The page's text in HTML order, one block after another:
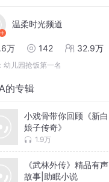
温柔时光频道
万 142 32.9万
幼儿园抢饭第一名
的专辑
小戏骨带你回顾《新白
娘子传奇》
1.9万
《武林外传》精品有声
故事|助眠小说